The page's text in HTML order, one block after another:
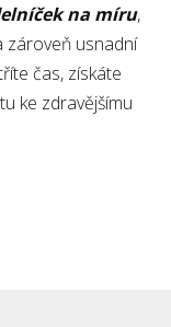
na míru,
zároveň usnadní
čas, získáte
ke zdravějšímu